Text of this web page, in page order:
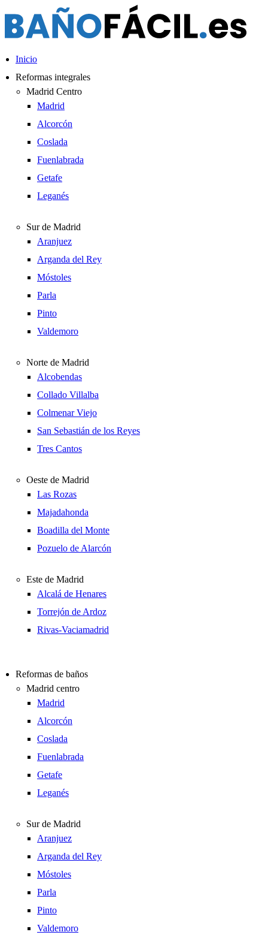
contenido
Inicio
Reformas integrales
Madrid Centro
Madrid
Alcorcón
Coslada
Fuenlabrada
Getafe
Leganés
Sur de Madrid
Aranjuez
Arganda del Rey
Móstoles
Parla
Pinto
Valdemoro
Norte de Madrid
Alcobendas
Collado Villalba
Colmenar Viejo
San Sebastián de los Reyes
Tres Cantos
Oeste de Madrid
Las Rozas
Majadahonda
Boadilla del Monte
Pozuelo de Alarcón
Este de Madrid
Alcalá de Henares
Torrejón de Ardoz
Rivas-Vaciamadrid
Reformas de baños
Madrid centro
Madrid
Alcorcón
Coslada
Fuenlabrada
Getafe
Leganés
Sur de Madrid
Aranjuez
Arganda del Rey
Móstoles
Parla
Pinto
Valdemoro